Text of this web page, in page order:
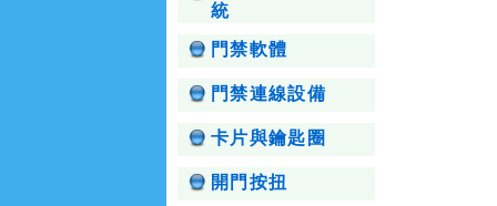
統
門禁軟體
門禁連線設備
卡片與鑰匙圈
開門按扭